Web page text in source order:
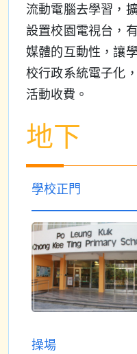
流動電腦去學習，
設置校園電視台，
媒體的互動性，讓
校行政系統電子化
活動收費。
地下
學校正門
操場